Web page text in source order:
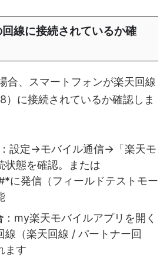
線に接続されているか確
合、スマートフォンが楽天回線
）に接続されているか確認しま
：設定→モバイル通信→「楽天モ
状態を確認。または
に発信（フィールドテストモー
：my楽天モバイルアプリを開く
線（楽天回線 / パートナー回
ます